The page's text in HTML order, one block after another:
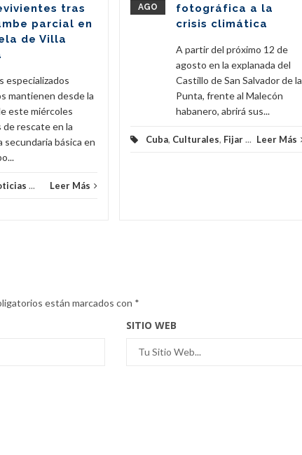
tras
parcial en
de Villa
especializados
mantienen desde la
este miércoles
de rescate en la
secundaria básica en
... Leer Más
AGO
fotográfica a la
crisis climática
A partir del próximo 12 de
agosto en la explanada del
Castillo de San Salvador de la
Punta, frente al Malecón
habanero, abrirá sus...
Cuba, Culturales, Fijar... Leer Más
están marcados con *
SITIO WEB